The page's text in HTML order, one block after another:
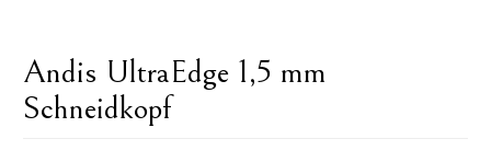
Andis UltraEdge 1,5 mm
Schneidkopf